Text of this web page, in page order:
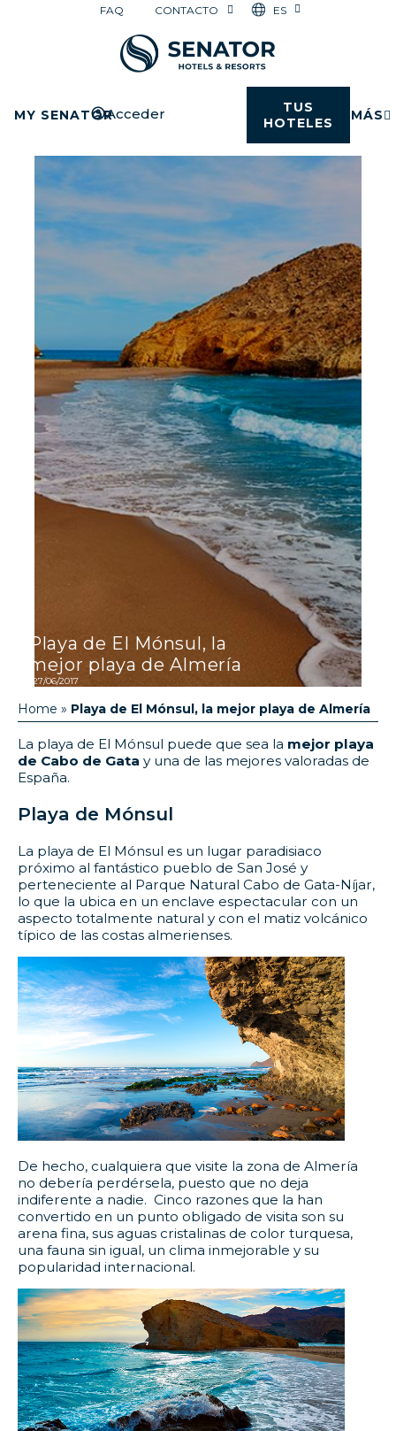
FAQ CONTACTO ES
MY SENATORAcceder
TUS
HOTELES
MÁS
Playa de El Mónsul, la
mejor playa de Almería
27/06/2017
Home » Playa de El Mónsul, la mejor playa de Almería
La playa de El Mónsul puede que sea la mejor playa
de Cabo de Gata y una de las mejores valoradas de
España.
Playa de Mónsul
La playa de El Mónsul es un lugar paradisiaco
próximo al fantástico pueblo de San José y
perteneciente al Parque Natural Cabo de Gata-Níjar,
lo que la ubica en un enclave espectacular con un
aspecto totalmente natural y con el matiz volcánico
típico de las costas almerienses.
De hecho, cualquiera que visite la zona de Almería
no debería perdérsela, puesto que no deja
indiferente a nadie. Cinco razones que la han
convertido en un punto obligado de visita son su
arena fina, sus aguas cristalinas de color turquesa,
una fauna sin igual, un clima inmejorable y su
popularidad internacional.